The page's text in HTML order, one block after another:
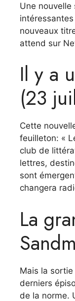
Une
nouveaux
attend sur
Il y a
(23
Cette
feuilleton: «
club de
lettres,
sont
changera
La
Mais la
derniers
de la norme.